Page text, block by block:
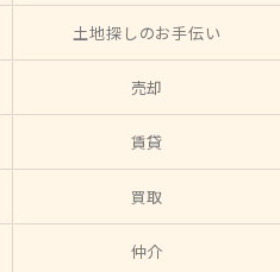
土地探しのお手伝い
売却
賃貸
買取
仲介